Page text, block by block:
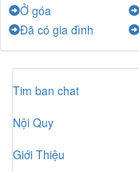
Ở góa
Đã có gia đình
Tim ban chat
Nội Quy
Giới Thiệu